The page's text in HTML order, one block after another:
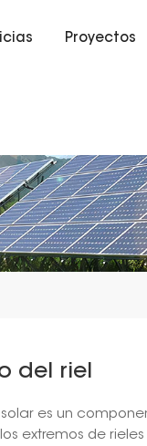
Proyectos
del riel
es un
extremos de